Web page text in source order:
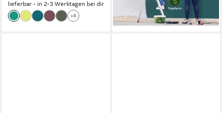
lieferbar - in 2-3 Werktagen bei dir
+8
lieferbar - in 2-3 Werktagen bei dir
+5